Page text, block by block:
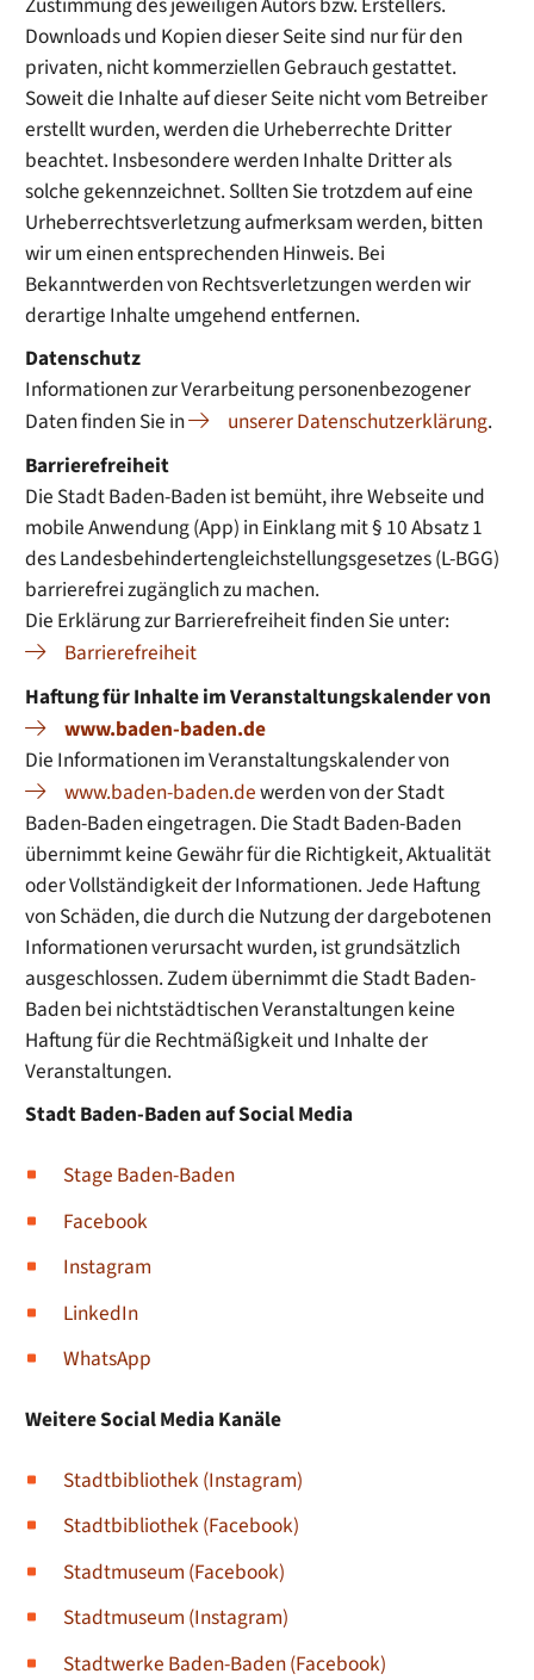
Downloads und Kopien dieser Seite sind nur für den
privaten, nicht kommerziellen Gebrauch gestattet.
Soweit die Inhalte auf dieser Seite nicht vom Betreiber
erstellt wurden, werden die Urheberrechte Dritter
beachtet. Insbesondere werden Inhalte Dritter als
solche gekennzeichnet. Sollten Sie trotzdem auf eine
Urheberrechtsverletzung aufmerksam werden, bitten
wir um einen entsprechenden Hinweis. Bei
Bekanntwerden von Rechtsverletzungen werden wir
derartige Inhalte umgehend entfernen.
Datenschutz
Informationen zur Verarbeitung personenbezogener
Daten finden Sie in
unserer Datenschutzerklärung.
Barrierefreiheit
Die Stadt Baden-Baden ist bemüht, ihre Webseite und
mobile Anwendung (App) in Einklang mit § 10 Absatz 1
des Landesbehindertengleichstellungsgesetzes (L-BGG)
barrierefrei zugänglich zu machen.
Die Erklärung zur Barrierefreiheit finden Sie unter:
Barrierefreiheit
Haftung für Inhalte im Veranstaltungskalender von
www.baden-baden.de
Die Informationen im Veranstaltungskalender von
www.baden-baden.dewerden von der Stadt
Baden-Baden eingetragen. Die Stadt Baden-Baden
übernimmt keine Gewähr für die Richtigkeit, Aktualität
oder Vollständigkeit der Informationen. Jede Haftung
von Schäden, die durch die Nutzung der dargebotenen
Informationen verursacht wurden, ist grundsätzlich
ausgeschlossen. Zudem übernimmt die Stadt Baden-
Baden bei nichtstädtischen Veranstaltungen keine
Haftung für die Rechtmäßigkeit und Inhalte der
Veranstaltungen.
Stadt Baden-Baden auf Social Media
Stage Baden-Baden
Facebook
Instagram
LinkedIn
WhatsApp
Weitere Social Media Kanäle
Stadtbibliothek (Instagram)
Stadtbibliothek (Facebook)
Stadtmuseum (Facebook)
Stadtmuseum (Instagram)
Stadtwerke Baden-Baden (Facebook)